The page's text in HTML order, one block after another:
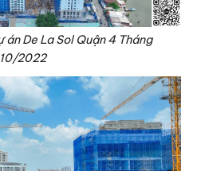
án De La Sol Quận 4 Tháng
10/2022